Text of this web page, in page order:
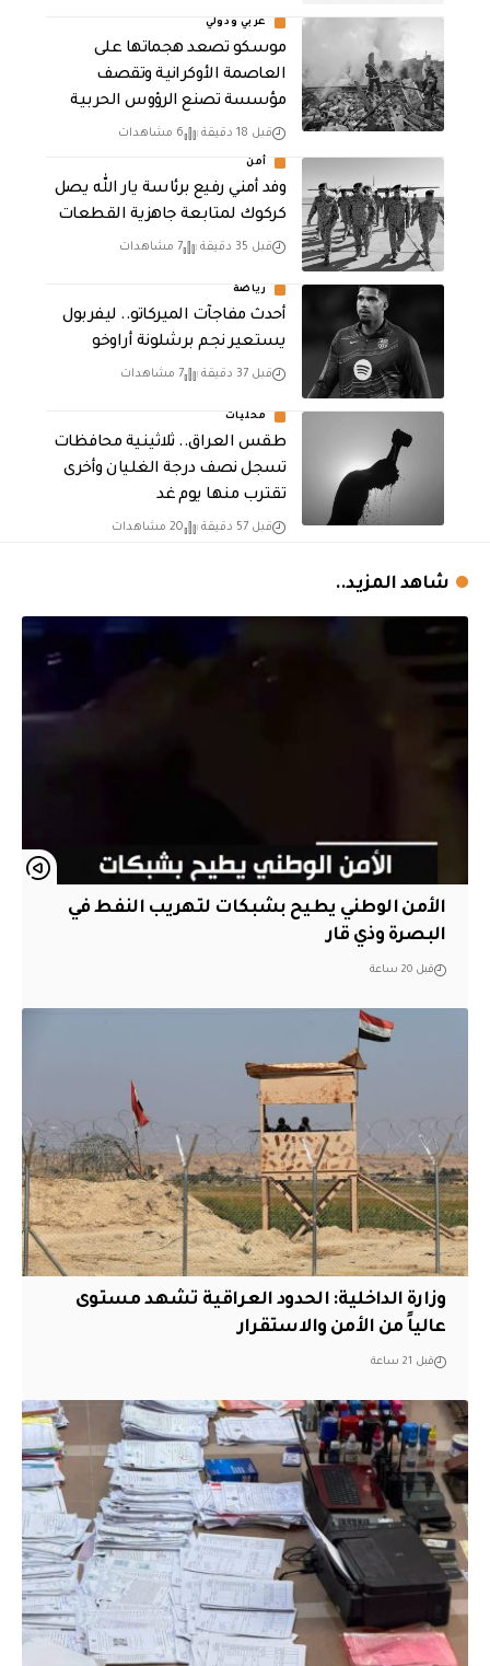
عربي ودولي
موسكو تصعد هجماتها على
العاصمة الأوكرانية وتقصف
مؤسسة تصنع الرؤوس الحربية
قبل 18 دقيقة 6 مشاهدات
أمن
وفد أمني رفيع برئاسة يار الله يصل
كركوك لمتابعة جاهزية القطعات
قبل 35 دقيقة 7 مشاهدات
رياضة
أحدث مفاجآت الميركاتو.. ليفربول
يستعير نجم برشلونة أراوخو
قبل 37 دقيقة 7 مشاهدات
محليات
طقس العراق.. ثلاثينية محافظات
تسجل نصف درجة الغليان وأخرى
تقترب منها يوم غد
قبل 57 دقيقة 20 مشاهدات
شاهد المزيد..
الأمن الوطني يطيح بشبكات لتهريب النفط في
البصرة وذي قار
قبل 20 ساعة
وزارة الداخلية: الحدود العراقية تشهد مستوى
عالياً من الأمن والاستقرار
قبل 21 ساعة